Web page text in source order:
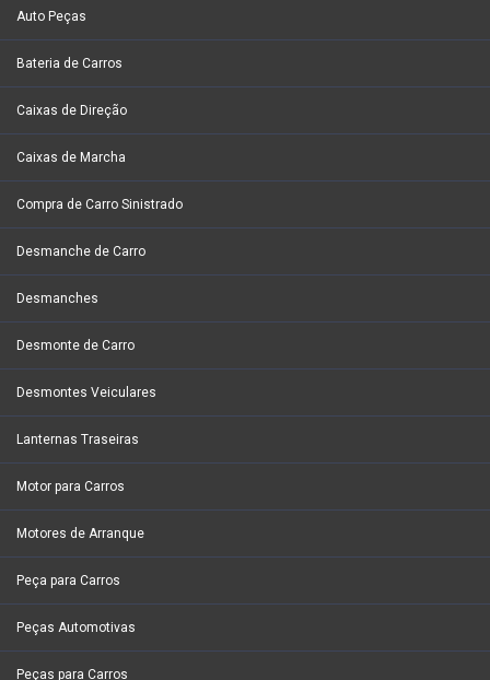
Auto Peças
Bateria de Carros
Caixas de Direção
Caixas de Marcha
Compra de Carro Sinistrado
Desmanche de Carro
Desmanches
Desmonte de Carro
Desmontes Veiculares
Lanternas Traseiras
Motor para Carros
Motores de Arranque
Peça para Carros
Peças Automotivas
Peças para Carros